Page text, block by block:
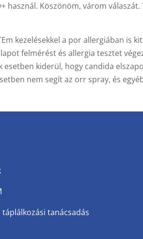
használ. Köszönöm, várom
kezelésekkel a por allergiában is
felmérést és allergia tesztet
esetben kiderül, hogy candida
nem segít az orr spray, és
táplálkozási tanácsadás